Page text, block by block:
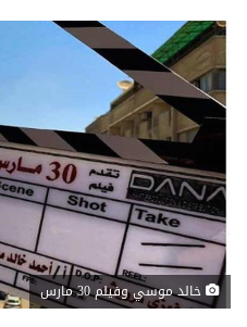
خالد موسي وفيلم 30 مارس